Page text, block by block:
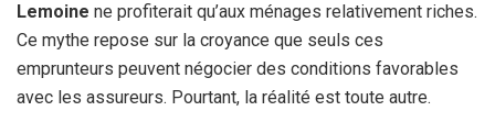
Lemoine ne profiterait qu’aux ménages relativement riches.
Ce mythe repose sur la croyance que seuls ces
emprunteurs peuvent négocier des conditions favorables
avec les assureurs. Pourtant, la réalité est toute autre.